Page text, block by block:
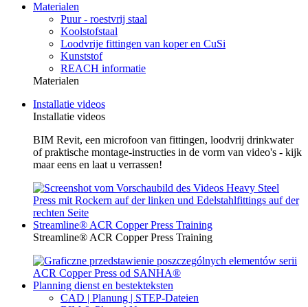
Materialen
Puur - roestvrij staal
Koolstofstaal
Loodvrije fittingen van koper en CuSi
Kunststof
REACH informatie
Materialen
Installatie videos
Installatie videos
BIM Revit, een microfoon van fittingen, loodvrij drinkwater
of praktische montage-instructies in de vorm van video's - kijk
maar eens en laat u verrassen!
Streamline® ACR Copper Press Training
Streamline® ACR Copper Press Training
Planning dienst en bestekteksten
CAD | Planung | STEP-Dateien